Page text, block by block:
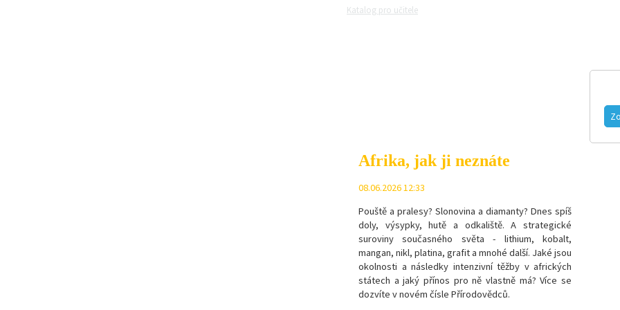
Katalog pro učitele
Afrika, jak ji neznáte
08.06.2026 12:33
Pouště a pralesy? Slonovina a diamanty? Dnes spíš
doly, výsypky, hutě a odkaliště. A strategické
suroviny současného světa - lithium, kobalt,
mangan, nikl, platina, grafit a mnohé další. Jaké jsou
okolnosti a následky intenzivní těžby v afrických
státech a jaký přínos pro ně vlastně má? Více se
dozvíte v novém čísle Přírodovědců.